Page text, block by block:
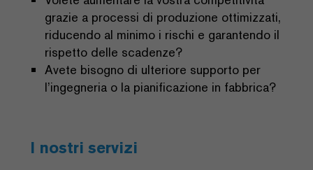
grazie a processi di produzione ottimizzati,
riducendo al minimo i rischi e garantendo il
rispetto delle scadenze?
Avete bisogno di ulteriore supporto per
l’ingegneria o la pianificazione in fabbrica?
I nostri servizi